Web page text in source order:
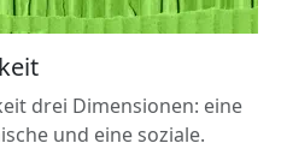
drei Dimensionen: eine
und eine soziale.